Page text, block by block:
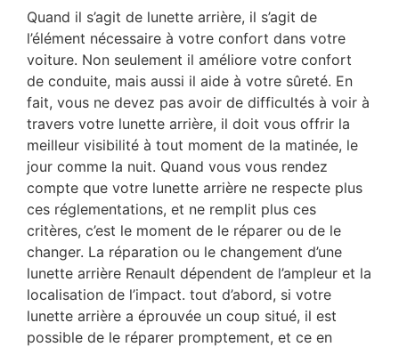
Quand il s’agit de lunette arrière, il s’agit de
l’élément nécessaire à votre confort dans votre
voiture. Non seulement il améliore votre confort
de conduite, mais aussi il aide à votre sûreté. En
fait, vous ne devez pas avoir de difficultés à voir à
travers votre lunette arrière, il doit vous offrir la
meilleur visibilité à tout moment de la matinée, le
jour comme la nuit. Quand vous vous rendez
compte que votre lunette arrière ne respecte plus
ces réglementations, et ne remplit plus ces
critères, c’est le moment de le réparer ou de le
changer. La réparation ou le changement d’une
lunette arrière Renault dépendent de l’ampleur et la
localisation de l’impact. tout d’abord, si votre
lunette arrière a éprouvée un coup situé, il est
possible de le réparer promptement, et ce en